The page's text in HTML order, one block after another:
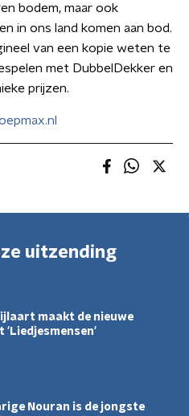
bodem, maar ook
in ons land komen aan bod.
van een kopie weten te
met DubbelDekker en
prijzen.
uitzending
maakt de nieuwe
'Liedjesmensen'
Nouran is de jongste